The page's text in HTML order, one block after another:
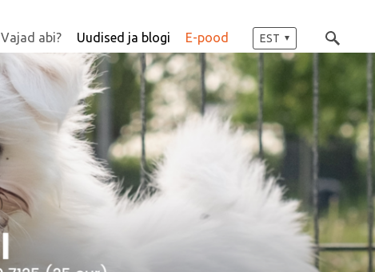
Vajad abi? Uudised ja blogi E-pood EST